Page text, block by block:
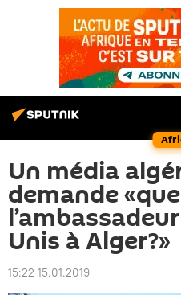
Un média
demande
Unis à Alger?»
15:22 15.01.2019